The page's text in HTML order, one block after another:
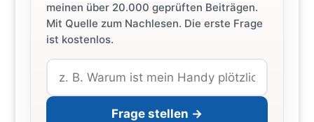
meinen über 20.000 geprüften Beiträgen.
Mit Quelle zum Nachlesen. Die erste Frage
ist kostenlos.
Frage stellen →